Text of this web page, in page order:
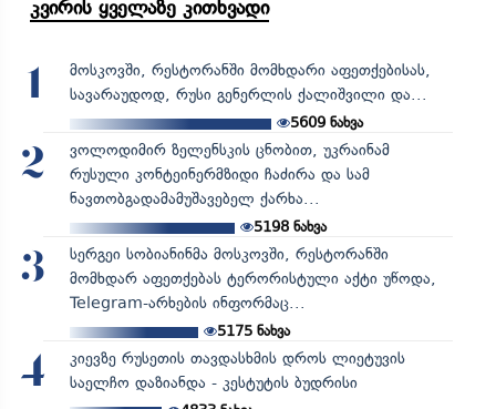
კვირის ყველაზე კითხვადი
1
მოსკოვში, რესტორანში მომხდარი აფეთქებისას,
სავარაუდოდ, რუსი გენერლის ქალიშვილი და...
5609 ნახვა
2
ვოლოდიმირ ზელენსკის ცნობით, უკრაინამ
რუსული კონტეინერმზიდი ჩაძირა და სამ
ნავთობგადამამუშავებელ ქარხა...
5198ნახვა
3
სერგეი სობიანინმა მოსკოვში, რესტორანში
მომხდარ აფეთქებას ტერორისტული აქტი უწოდა,
Telegram-არხების ინფორმაც...
5175ნახვა
4
კიევზე რუსეთის თავდასხმის დროს ლიეტუვის
საელჩო დაზიანდა - კესტუტის ბუდრისი